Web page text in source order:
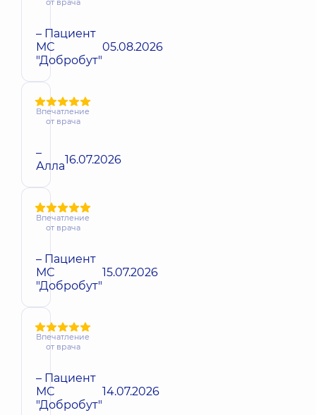
от врача
– Пациент
МС
"Добробут"
05.08.2026
Впечатление
от врача
–
Алла16.07.2026
Впечатление
от врача
– Пациент
МС
"Добробут"
15.07.2026
Впечатление
от врача
– Пациент
МС
"Добробут"
14.07.2026